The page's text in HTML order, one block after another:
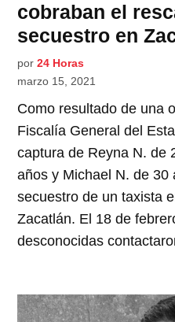
cobraban el
secuestro en
por 24 Horas
marzo 15, 2021
Como resultado de una
Fiscalía General del
captura de Reyna N. de
años y Michael N. de 30
secuestro de un taxista
Zacatlán. El 18 de
desconocidas